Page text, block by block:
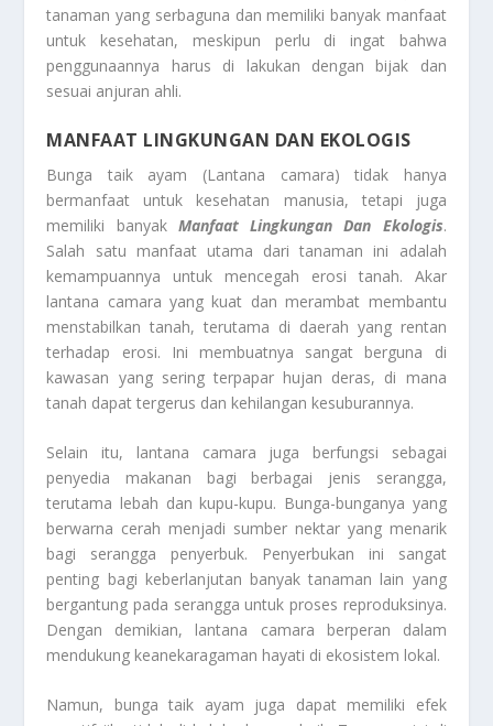
tanaman yang serbaguna dan memiliki banyak manfaat
untuk kesehatan, meskipun perlu di ingat bahwa
penggunaannya harus di lakukan dengan bijak dan
sesuai anjuran ahli.
MANFAAT LINGKUNGAN DAN EKOLOGIS
Bunga taik ayam (Lantana camara) tidak hanya
bermanfaat untuk kesehatan manusia, tetapi juga
memiliki banyak Manfaat Lingkungan Dan Ekologis.
Salah satu manfaat utama dari tanaman ini adalah
kemampuannya untuk mencegah erosi tanah. Akar
lantana camara yang kuat dan merambat membantu
menstabilkan tanah, terutama di daerah yang rentan
terhadap erosi. Ini membuatnya sangat berguna di
kawasan yang sering terpapar hujan deras, di mana
tanah dapat tergerus dan kehilangan kesuburannya.
Selain itu, lantana camara juga berfungsi sebagai
penyedia makanan bagi berbagai jenis serangga,
terutama lebah dan kupu-kupu. Bunga-bunganya yang
berwarna cerah menjadi sumber nektar yang menarik
bagi serangga penyerbuk. Penyerbukan ini sangat
penting bagi keberlanjutan banyak tanaman lain yang
bergantung pada serangga untuk proses reproduksinya.
Dengan demikian, lantana camara berperan dalam
mendukung keanekaragaman hayati di ekosistem lokal.
Namun, bunga taik ayam juga dapat memiliki efek